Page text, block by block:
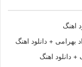
اهنگ
بهرامی + دانلود اهنگ
+ دانلود اهنگ